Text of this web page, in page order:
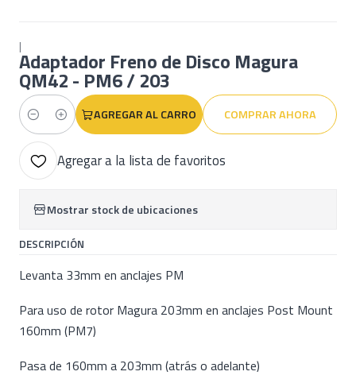
|
Adaptador Freno de Disco Magura
QM42 - PM6 / 203
Cantidad
AGREGAR AL CARRO COMPRAR AHORA
Agregar a la lista de favoritos
Mostrar stock de ubicaciones
DESCRIPCIÓN
Levanta 33mm en anclajes PM
Para uso de rotor Magura 203mm en anclajes Post Mount
160mm (PM7)
Pasa de 160mm a 203mm (atrás o adelante)